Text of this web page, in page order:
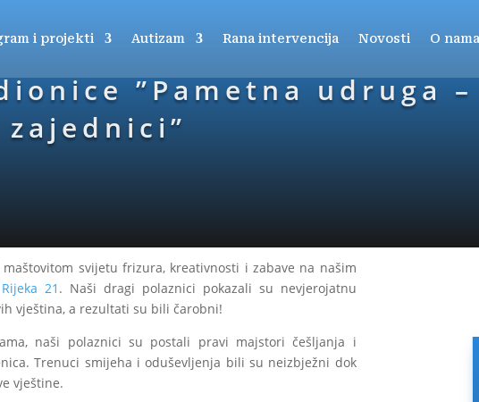
i projekti Autizam Rana intervencija Novosti O nama
”Pametna udruga
svijetu frizura, kreativnosti i zabave na našim
Rijeka 21 . Naši dragi polaznici pokazali su nevjerojatnu
vještina, a rezultati su bili čarobni!
naši polaznici su postali pravi majstori češljanja i
Trenuci smijeha i oduševljenja bili su neizbježni dok
vještine.